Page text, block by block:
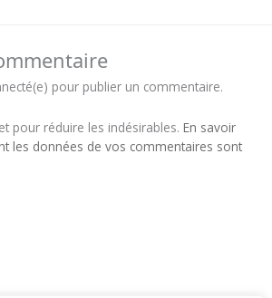
pour publier un commentaire.
pour réduire les indésirables. En savoir
les données de vos commentaires sont